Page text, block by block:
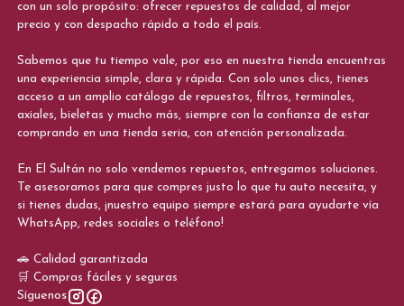
con un solo propósito: ofrecer repuestos de calidad, al mejor
precio y con despacho rápido a todo el país.
Sabemos que tu tiempo vale, por eso en nuestra tienda encuentras
una experiencia simple, clara y rápida. Con solo unos clics, tienes
acceso a un amplio catálogo de repuestos, filtros, terminales,
axiales, bieletas y mucho más, siempre con la confianza de estar
comprando en una tienda seria, con atención personalizada.
En El Sultán no solo vendemos repuestos, entregamos soluciones.
Te asesoramos para que compres justo lo que tu auto necesita, y
si tienes dudas, ¡nuestro equipo siempre estará para ayudarte vía
WhatsApp, redes sociales o teléfono!
🚗 Calidad garantizada
🛒 Compras fáciles y seguras
Síguenos